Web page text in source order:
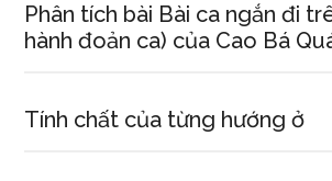
Phân tích bài Bài ca ngắn đi
hành đoản ca) của Cao Bá
Tính chất của từng hướng ở